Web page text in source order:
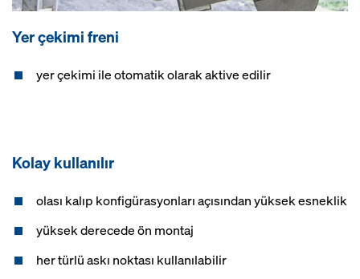
Yer çekimi freni
yer çekimi ile otomatik olarak aktive edilir
Kolay kullanılır
olası kalıp konfigürasyonları açısından yüksek esneklik
yüksek derecede ön montaj
her türlü askı noktası kullanılabilir